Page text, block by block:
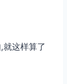
就这样算了